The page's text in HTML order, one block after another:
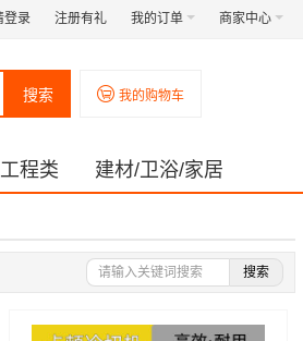
登录 注册有礼 我的订单 商家中心
搜索 我的购物车
程类
建材/卫浴/家居
搜索